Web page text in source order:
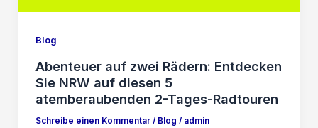
Blog
Abenteuer auf zwei Rädern: Entdecken
Sie NRW auf diesen 5
atemberaubenden 2-Tages-Radtouren
Schreibe einen Kommentar / Blog / admin